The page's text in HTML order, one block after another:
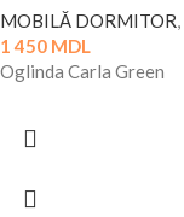
MOBILĂ DORMITOR,
1 450 MDL
Oglinda Carla Green